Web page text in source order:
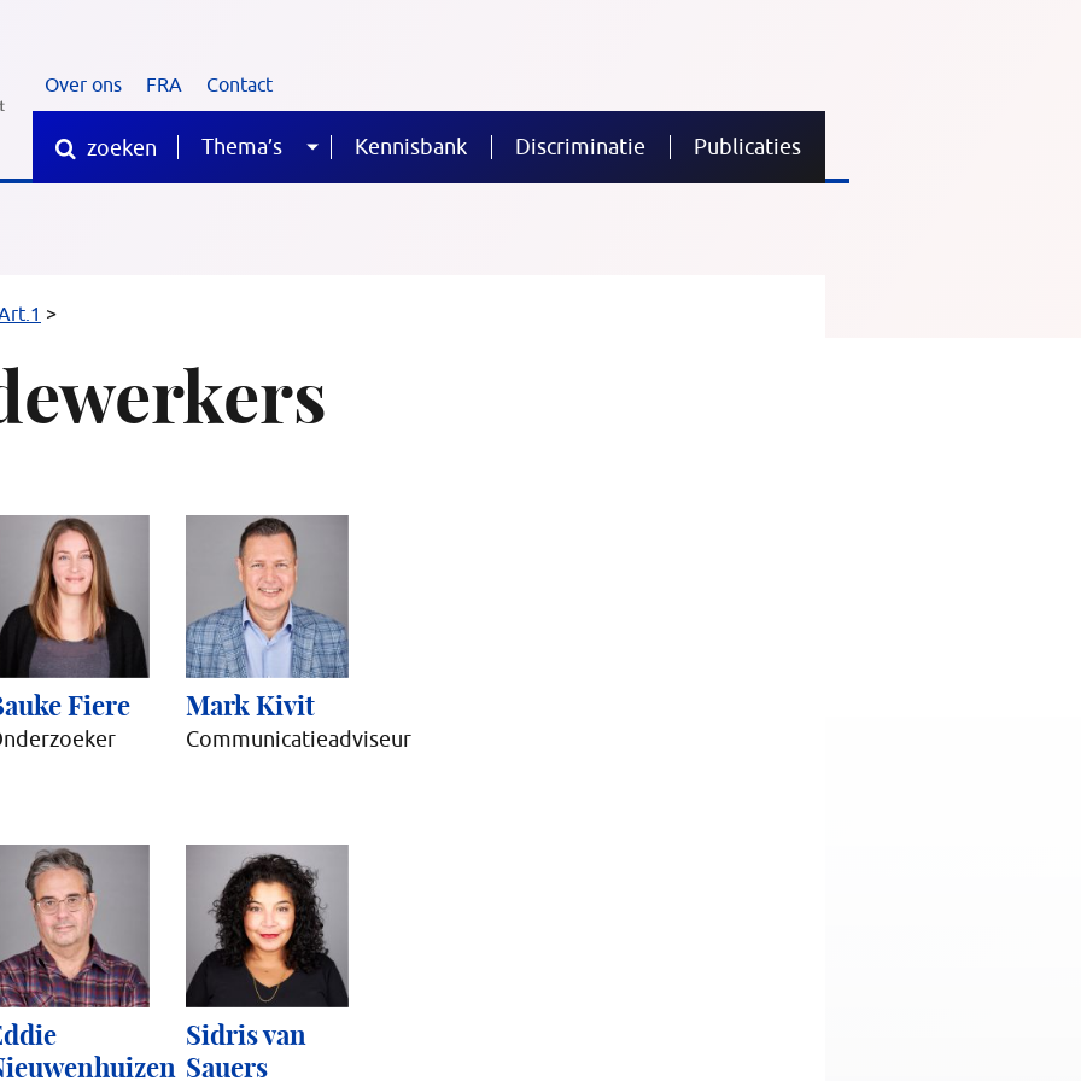
zoeken
zoek?
Thema’s
Sub
Kennisbank Discriminatie Publicaties
Over ons FRA Contact
>Medewerkers
Fiere Mark Kivit
Communicatieadviseur
Sidris van
Sauers